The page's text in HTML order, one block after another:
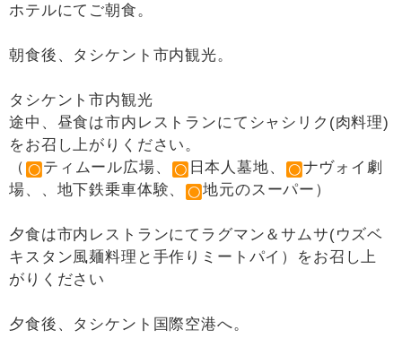
ホテルにてご朝食。
朝食後、タシケント市内観光。
タシケント市内観光
途中、昼食は市内レストランにてシャシリク(肉料理)
をお召し上がりください。
（
ティムール広場、 日本人墓地、
ナヴォイ劇
場、、地下鉄乗車体験、
地元のスーパー）
夕食は市内レストランにてラグマン＆サムサ(ウズベ
キスタン風麺料理と手作りミートパイ）をお召し上
がりください
夕食後、タシケント国際空港へ。